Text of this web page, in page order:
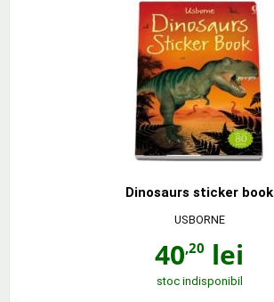
Dinosaurs sticker book
USBORNE
40,20 lei
stoc indisponibil